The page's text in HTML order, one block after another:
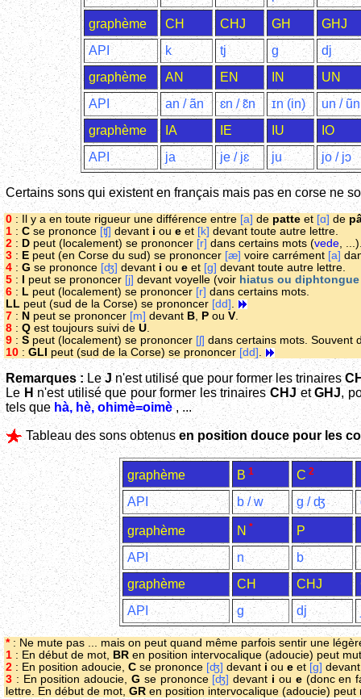
graphème CH CHJ GH
GHJ
API
k tj g
dj
graphème
AN EN IN
UN
API
an / ãn ɛn / ɛ̃n ɪn (in)
un / ũn
graphème
IA IE IU
IO
API
ja je / jɛ ju jo / jɔ
Certains sons qui existent en français mais pas en corse ne
0 : Il y a en toute rigueur une différence entre [a] de patte et [ɑ] de
1 : C se prononce [ʧ] devant i ou e et [k] devant toute autre lettre.
2 : D peut (localement) se prononcer [r] dans certains mots (vede ,
3 : E peut (en Corse du sud) se prononcer [æ] voire carrément [a]
4 : G se prononce [ʤ] devant i ou e et [g] devant toute autre lettre.
5 : peut se prononcer [j] devant voyelle (voir hiatus ou
6 : L peut (localement) se prononcer [r] dans certains mots.
LL peut (sud de la Corse) se prononcer [dd]
7 : N peut se prononcer [m] devant B P ou V
8 : Q est toujours suivi de U
9 : S peut (localement) se prononcer [ʃ] dans certains mots. Souvent
10 : GLI peut (sud de la Corse) se prononcer [dd]
Remarques :LeJn'est utilisé que pour former les trinaires
Le Hn'est utilisé que pour former les trinairesCHJetGHJ,
tels que hà, hè, ohimè=oimè , ...
Tableau des sons obtenus en position douce pour les
graphème B 1 C 2
API
b / w g / ʤ
graphème N * P
API
n b
graphème
CH CHJ
API
g dj
*: Ne mute pas ... mais on peut quand même parfois sentir une
1 : En début de mot, BR en position intervocalique (adoucie) peut
2 : En position adoucie, C se prononce [ʤ] devant i ou e et [g]
3 : En position adoucie,G se prononce [ʤ] devant i ou e(donc en
lettre. En début de mot, GR en position intervocalique (adoucie)